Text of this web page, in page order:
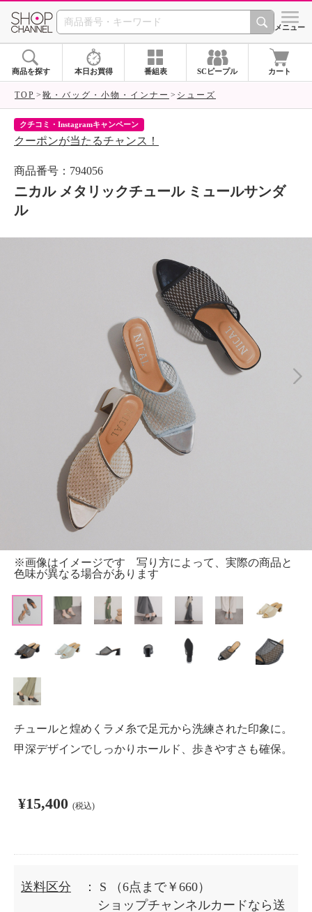
SHOP CHANNEL シメニュー
商品を探す 本日お買得 番組表 SCピープル カート
TOP 靴・バッグ・小物・インナー シューズ
クチコミ・Instagramキャンペーン
クーポンが当たるチャンス！
商品番号：794056
ニカル メタリックチュール ミュールサンダ
ル
※画像はイメージです 写り方によって、実際の商品と
色味が異なる場合があります
チュールと煌めくラメ糸で足元から洗練された印象に。
甲深デザインでしっかりホールド、歩きやすさも確保。
¥15,400 (税込)
送料区分 ： S
（6点まで￥660）
ショップチャンネルカードなら送